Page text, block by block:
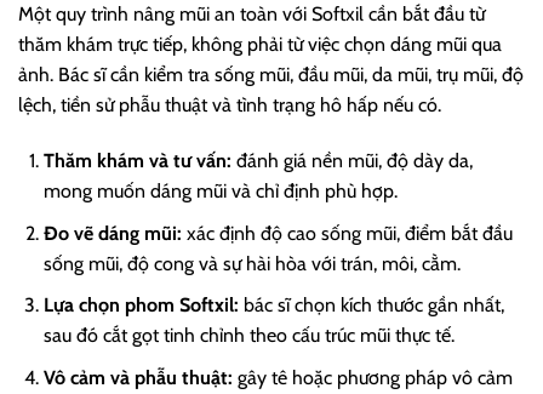
Một quy trình nâng mũi an toàn với Softxil cần bắt đầu từ
thăm khám trực tiếp, không phải từ việc chọn dáng mũi qua
ảnh. Bác sĩ cần kiểm tra sống mũi, đầu mũi, da mũi, trụ mũi, độ
lệch, tiền sử phẫu thuật và tình trạng hô hấp nếu có.
Thăm khám và tư vấn: đánh giá nền mũi, độ dày da,
mong muốn dáng mũi và chỉ định phù hợp.
Đo vẽ dáng mũi: xác định độ cao sống mũi, điểm bắt đầu
sống mũi, độ cong và sự hài hòa với trán, môi, cằm.
Lựa chọn phom Softxil: bác sĩ chọn kích thước gần nhất,
sau đó cắt gọt tinh chỉnh theo cấu trúc mũi thực tế.
Vô cảm và phẫu thuật: gây tê hoặc phương pháp vô cảm